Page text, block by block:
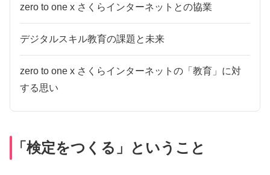
zero to one x さくらインターネットとの協業
デジタルスキル教育の課題と未来
zero to one x さくらインターネットの「教育」に対
する思い
「検定をつくる」ということ